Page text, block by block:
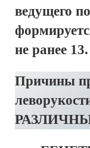
ведущего
не ранее 13.
Причины